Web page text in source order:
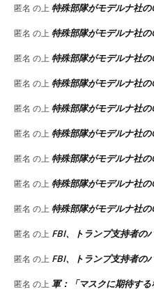
匿名 の上 特殊部隊がモデルナ社
匿名 の上 特殊部隊がモデルナ社
匿名 の上 特殊部隊がモデルナ社
匿名 の上 特殊部隊がモデルナ社
匿名 の上 特殊部隊がモデルナ社
匿名 の上 特殊部隊がモデルナ社
匿名 の上 特殊部隊がモデルナ社
匿名 の上 特殊部隊がモデルナ社
匿名 の上 特殊部隊がモデルナ社
匿名 の上 FBI、トランプ支持者の
匿名 の上 FBI、トランプ支持者の
匿名 の上 軍：「マスクに期待する